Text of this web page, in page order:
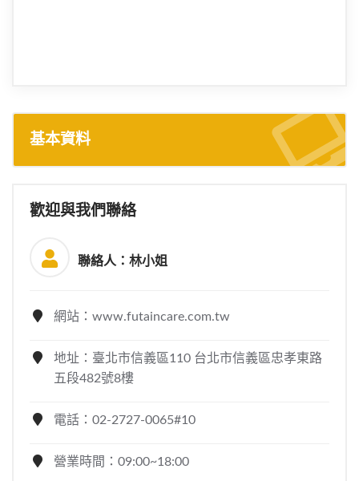
基本資料
歡迎與我們聯絡
聯絡人：林小姐
網站：www.futaincare.com.tw
地址：臺北市信義區110 台北市信義區忠孝東路
五段482號8樓
電話：02-2727-0065#10
營業時間：09:00~18:00